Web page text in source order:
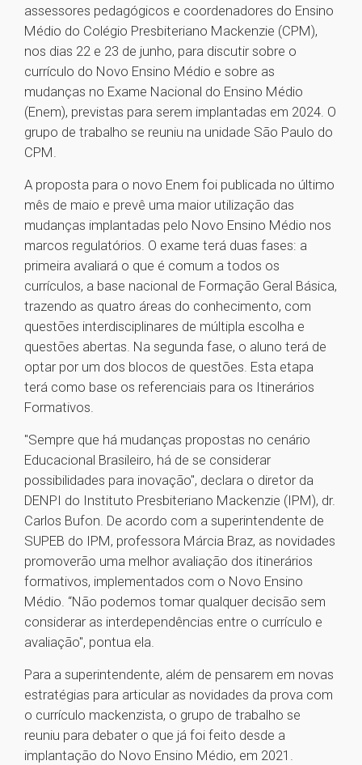
assessores pedagógicos e coordenadores do Ensino
Médio do Colégio Presbiteriano Mackenzie (CPM),
nos dias 22 e 23 de junho, para discutir sobre o
currículo do Novo Ensino Médio e sobre as
mudanças no Exame Nacional do Ensino Médio
(Enem), previstas para serem implantadas em 2024. O
grupo de trabalho se reuniu na unidade São Paulo do
CPM.
A proposta para o novo Enem foi publicada no último
mês de maio e prevê uma maior utilização das
mudanças implantadas pelo Novo Ensino Médio nos
marcos regulatórios. O exame terá duas fases: a
primeira avaliará o que é comum a todos os
currículos, a base nacional de Formação Geral Básica,
trazendo as quatro áreas do conhecimento, com
questões interdisciplinares de múltipla escolha e
questões abertas. Na segunda fase, o aluno terá de
optar por um dos blocos de questões. Esta etapa
terá como base os referenciais para os Itinerários
Formativos.
"Sempre que há mudanças propostas no cenário
Educacional Brasileiro, há de se considerar
possibilidades para inovação", declara o diretor da
DENPI do Instituto Presbiteriano Mackenzie (IPM), dr.
Carlos Bufon. De acordo com a superintendente de
SUPEB do IPM, professora Márcia Braz, as novidades
promoverão uma melhor avaliação dos itinerários
formativos, implementados com o Novo Ensino
Médio. “Não podemos tomar qualquer decisão sem
considerar as interdependências entre o currículo e
avaliação", pontua ela.
Para a superintendente, além de pensarem em novas
estratégias para articular as novidades da prova com
o currículo mackenzista, o grupo de trabalho se
reuniu para debater o que já foi feito desde a
implantação do Novo Ensino Médio, em 2021.